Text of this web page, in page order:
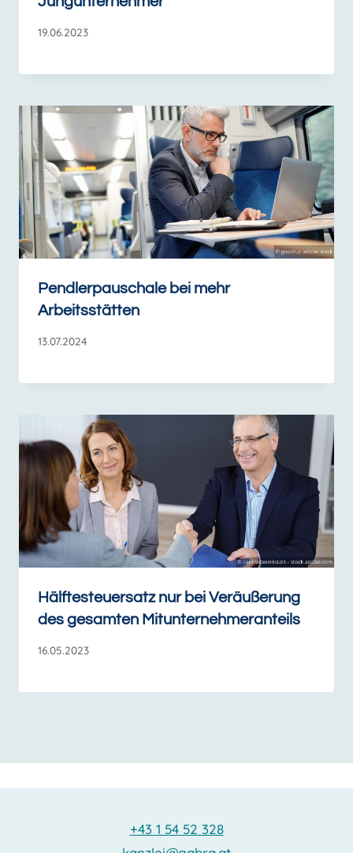
19.06.2023
Pendlerpauschale bei mehr
Arbeitsstätten
13.07.2024
Hälftesteuersatz nur bei Veräußerung
des gesamten Mitunternehmeranteils
16.05.2023
+43 1 54 52 328